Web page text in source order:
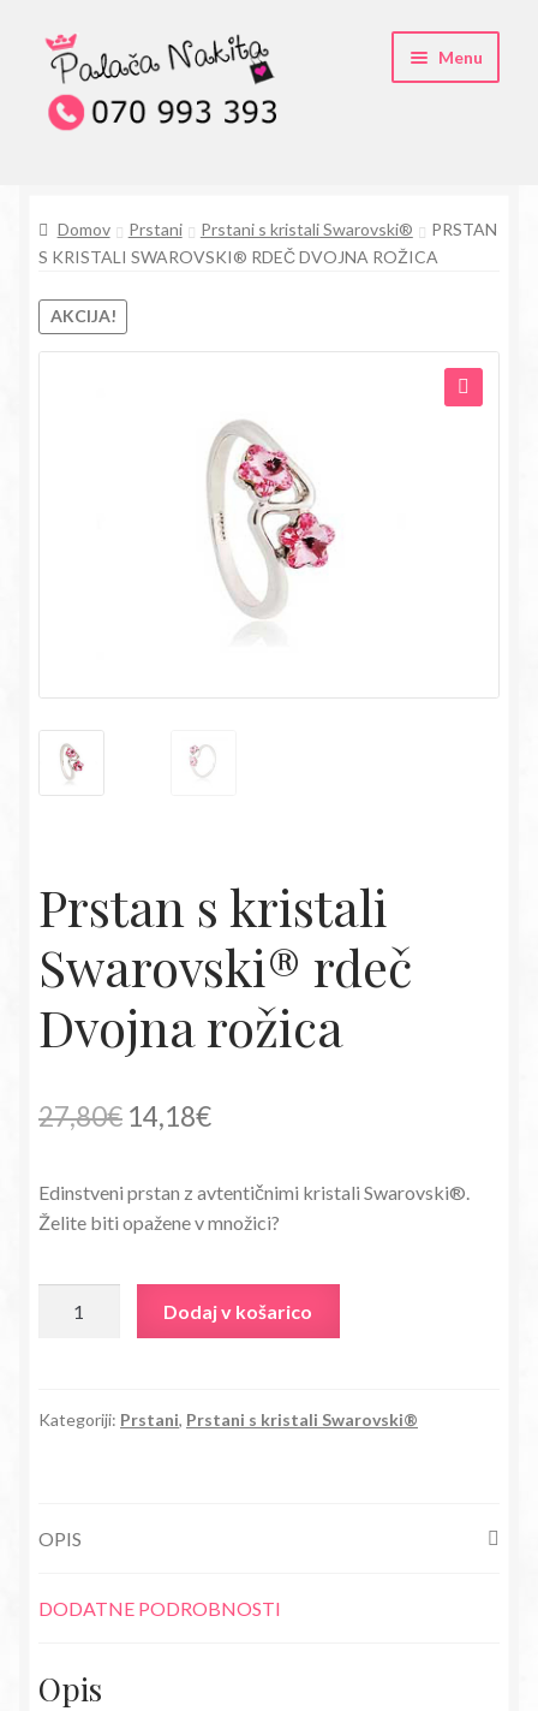
Skip
to
navigation
Skip
to
content
Menu
Pogosta vprašanja
Kontakt
Trgovina
Domov Prstani Prstani s kristali Swarovski®
PRSTAN
S KRISTALI SWAROVSKI® RDEČ DVOJNA ROŽICA
AKCIJA!
Prstan s kristali
Swarovski® rdeč
Dvojna rožica
27,80€ Izvirna
je
27,80€.
14,18€Trenutna
je:
Edinstveni prstan z avtentičnimi kristali Swarovski®.
Želite biti opažene v množici?
rdeč
Dodaj v košarico
Kategoriji: Prstani, Prstani s kristali Swarovski®
OPIS
DODATNE PODROBNOSTI
Opis